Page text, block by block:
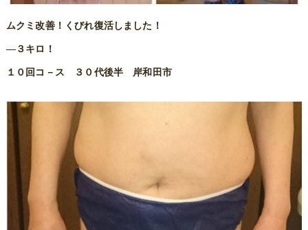
ムクミ改善！くびれ復活しました！
―３キロ！
１０回コ－ス ３０代後半 岸和田市